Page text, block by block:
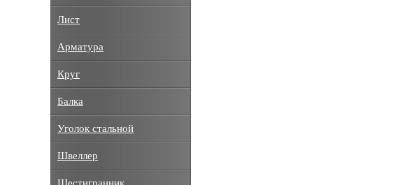
Лист
Арматура
Круг
Балка
Уголок стальной
Швеллер